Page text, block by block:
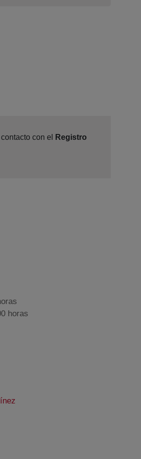
con el
Registro
horas